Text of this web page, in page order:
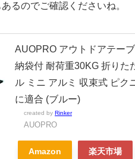
るのでご確認くださいね。
AUOPRO アウトドアテー
納袋付 耐荷重30KG 折りた
ル ミニ アルミ 収束式 ピク
に適合 (ブルー)
created by Rinker
AUOPRO
Amazon 楽天市場